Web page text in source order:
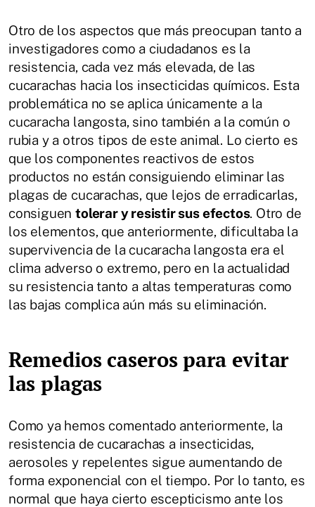
Otro de los aspectos que más preocupan tanto a
investigadores como a ciudadanos es la
resistencia, cada vez más elevada, de las
cucarachas hacia los insecticidas químicos. Esta
problemática no se aplica únicamente a la
cucaracha langosta, sino también a la común o
rubia y a otros tipos de este animal. Lo cierto es
que los componentes reactivos de estos
productos no están consiguiendo eliminar las
plagas de cucarachas, que lejos de erradicarlas,
consiguentolerar y resistir sus efectos. Otro de
los elementos, que anteriormente, dificultaba la
supervivencia de la cucaracha langosta era el
clima adverso o extremo, pero en la actualidad
su resistencia tanto a altas temperaturas como
las bajas complica aún más su eliminación.
Remedios caseros para evitar
las plagas
Como ya hemos comentado anteriormente, la
resistencia de cucarachas a insecticidas,
aerosoles y repelentes sigue aumentando de
forma exponencial con el tiempo. Por lo tanto, es
normal que haya cierto escepticismo ante los